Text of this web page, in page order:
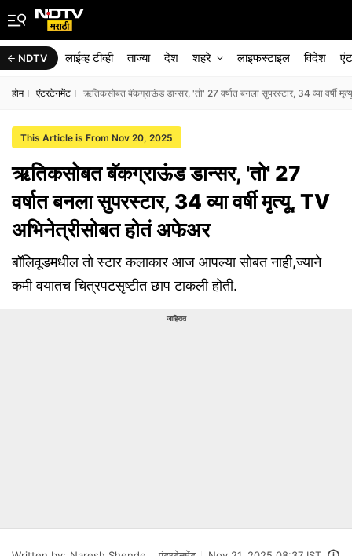
NDTV लाईव्ह टीव्ही ताज्या देश शहरे लाइफस्टाइल विदेश
होम एंटरटेनमेंट ऋतिकसोबत बॅकग्राऊंड डान्सर, 'तो' 27 वर्षात बनला सुपरस्टार, 34 व्या वर्षी
This Article is From Nov 20, 2025
ऋतिकसोबत बॅकग्राऊंड डान्सर, 'तो' 27
वर्षात बनला सुपरस्टार, 34 व्या वर्षी मृत्यू, TV
अभिनेत्रीसोबत होतं अफेअर
बॉलिवूडमधील तो स्टार कलाकार आज आपल्या सोबत नाही,ज्याने
कमी वयातच चित्रपटसृष्टीत छाप टाकली होती.
जाहिरात